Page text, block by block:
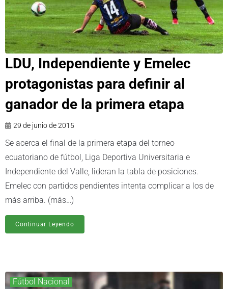
LDU, Independiente y Emelec
protagonistas para definir al
ganador de la primera etapa
29 de junio de 2015
Se acerca el final de la primera etapa del torneo
ecuatoriano de fútbol, Liga Deportiva Universitaria e
Independiente del Valle, lideran la tabla de posiciones.
Emelec con partidos pendientes intenta complicar a los de
más arriba. (más…)
Continuar Leyendo
Fútbol Nacional